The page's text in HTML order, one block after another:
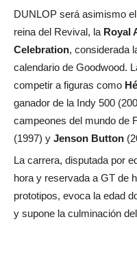
DUNLOP será asimismo
reina del Revival, la Royal
Celebration, considerada
calendario de Goodwood.
competir a figuras como
ganador de la Indy 500
campeones del mundo de
(1997) y Jenson Button
La carrera, disputada por
hora y reservada a GT de
prototipos, evoca la edad
y supone la culminación